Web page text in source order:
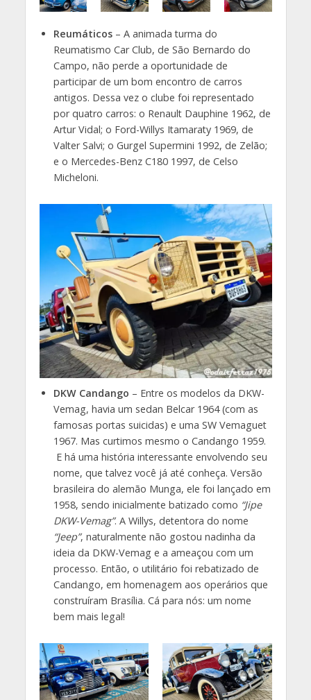
Reumáticos– A animada turma do
Reumatismo Car Club, de São Bernardo do
Campo, não perde a oportunidade de
participar de um bom encontro de carros
antigos. Dessa vez o clube foi representado
por quatro carros: o Renault Dauphine 1962, de
Artur Vidal; o Ford-Willys Itamaraty 1969, de
Valter Salvi; o Gurgel Supermini 1992, de Zelão;
e o Mercedes-Benz C180 1997, de Celso
Micheloni.
DKW Candango – Entre os modelos da DKW-
Vemag, havia um sedan Belcar 1964 (com as
famosas portas suicidas) e uma SW Vemaguet
1967. Mas curtimos mesmo o Candango 1959.
E há uma história interessante envolvendo seu
nome, que talvez você já até conheça. Versão
brasileira do alemão Munga, ele foi lançado em
1958, sendo inicialmente batizado como “Jipe
DKW-Vemag”. A Willys, detentora do nome
“Jeep”, naturalmente não gostou nadinha da
ideia da DKW-Vemag e a ameaçou com um
processo. Então, o utilitário foi rebatizado de
Candango, em homenagem aos operários que
construíram Brasília. Cá para nós: um nome
bem mais legal!